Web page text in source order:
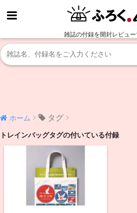
雑誌の付録を開封レビュ
ホーム タグ
トレインバッグタグの付いている付録